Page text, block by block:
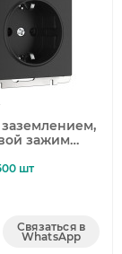
заземлением,
зажим
шт
Связаться в
WhatsApp